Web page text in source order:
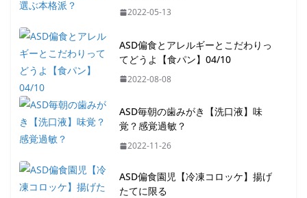
2022-05-13
ASD偏食とアレルギーとこだわりっ
てどうよ【食パン】04/10
2022-08-08
ASD毎朝の歯みがき【洗口液】味
覚？感覚過敏？
2022-11-26
ASD偏食園児【冷凍コロッケ】揚げ
たてに限る